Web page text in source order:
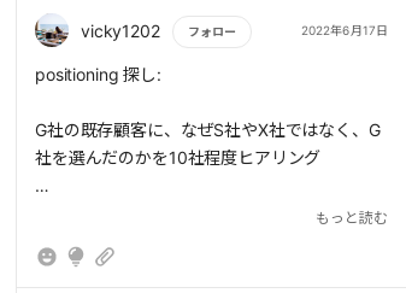
vicky1202 フォロー 2022年6月17日
もっと読む
positioning 探し:
G社の既存顧客に、なぜS社やX社ではなく、G
社を選んだのかを10社程度ヒアリング
・過去2年間のSFAデータから、受注要因・失
もっと読む